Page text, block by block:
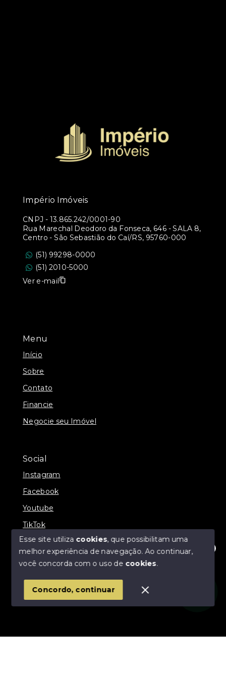
Olá! Estamos disponíveis para te ajudar.
Menu
Início
Sobre
Contato
Financie
Negocie seu Imóvel
Social
Instagram
Facebook
Youtube
TikTok
© Copyright 2026 - Império Imóveis - Todos os
SITE PARA IMOBILIARIA
Império Imóveis
CNPJ - 13.865.242/0001-90
Rua Marechal Deodoro da Fonseca, 646 - SALA 8,
Centro - São Sebastião do Caí/RS, 95760-000
(51) 99298-0000
(51) 2010-5000
Ver e-mail
Esse site utiliza cookies, que possibilitam uma
melhor experiência de navegação.Ao continuar,
você concorda com o uso de cookies.
Concordo, continuar